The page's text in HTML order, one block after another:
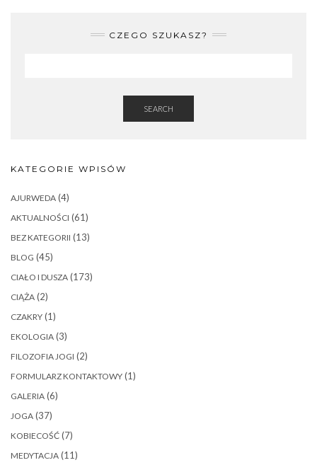
CZEGO SZUKASZ?
SEARCH
KATEGORIE WPISÓW
AJURWEDA (4)
AKTUALNOŚCI (61)
BEZ KATEGORII (13)
BLOG (45)
CIAŁO I DUSZA (173)
CIĄŻA (2)
CZAKRY (1)
EKOLOGIA (3)
FILOZOFIA JOGI (2)
FORMULARZ KONTAKTOWY (1)
GALERIA (6)
JOGA (37)
KOBIECOŚĆ (7)
MEDYTACJA (11)